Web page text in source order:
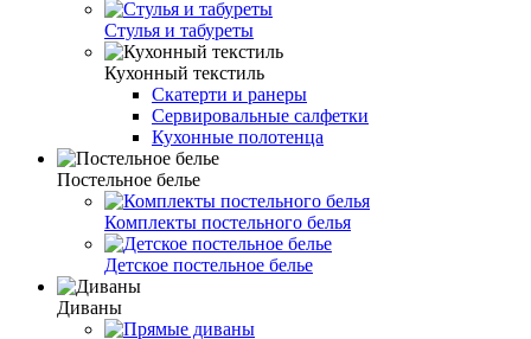
Стулья и табуреты
Кухонный текстиль
Скатерти и ранеры
Сервировальные салфетки
Кухонные полотенца
Постельное белье
Комплекты постельного белья
Детское постельное белье
Диваны